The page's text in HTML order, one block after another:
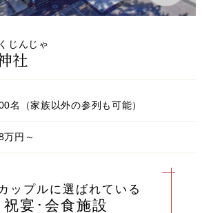
じんじゃ
社
名（家族以外の参列も可能）
万円～
ップルに選ばれている
祝宴･会食施設